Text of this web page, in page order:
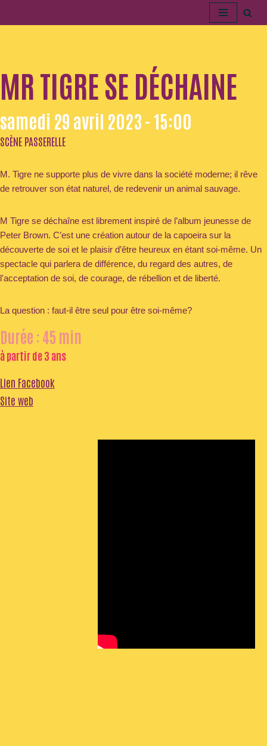
MR TIGRE SE DÉCHAINE
samedi 29 avril 2023 - 15:00
SCÈNE PASSERELLE
M. Tigre ne supporte plus de vivre dans la société moderne; il rêve
de retrouver son état naturel, de redevenir un animal sauvage.
M Tigre se déchaîne est librement inspiré de l’album jeunesse de
Peter Brown. C’est une création autour de la capoeira sur la
découverte de soi et le plaisir d’être heureux en étant soi-même. Un
spectacle qui parlera de différence, du regard des autres, de
l'acceptation de soi, de courage, de rébellion et de liberté.
La question : faut-il être seul pour être soi-même?
Durée : 45 min
à partir de 3 ans
Lien Facebook
Site web